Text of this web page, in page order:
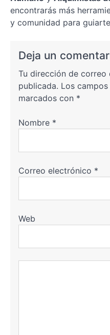
encontrarás más
y comunidad para
Deja un
Tu dirección de correo
publicada. Los
marcados con *
Nombre *
Correo electrónico *
Web